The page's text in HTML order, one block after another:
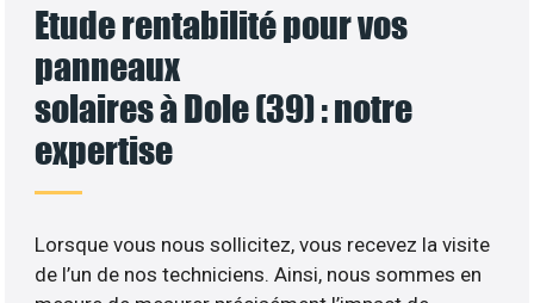
Etude rentabilité pour vos
panneaux
solaires à Dole (39) : notre
expertise
Lorsque vous nous sollicitez, vous recevez la visite
de l’un de nos techniciens. Ainsi, nous sommes en